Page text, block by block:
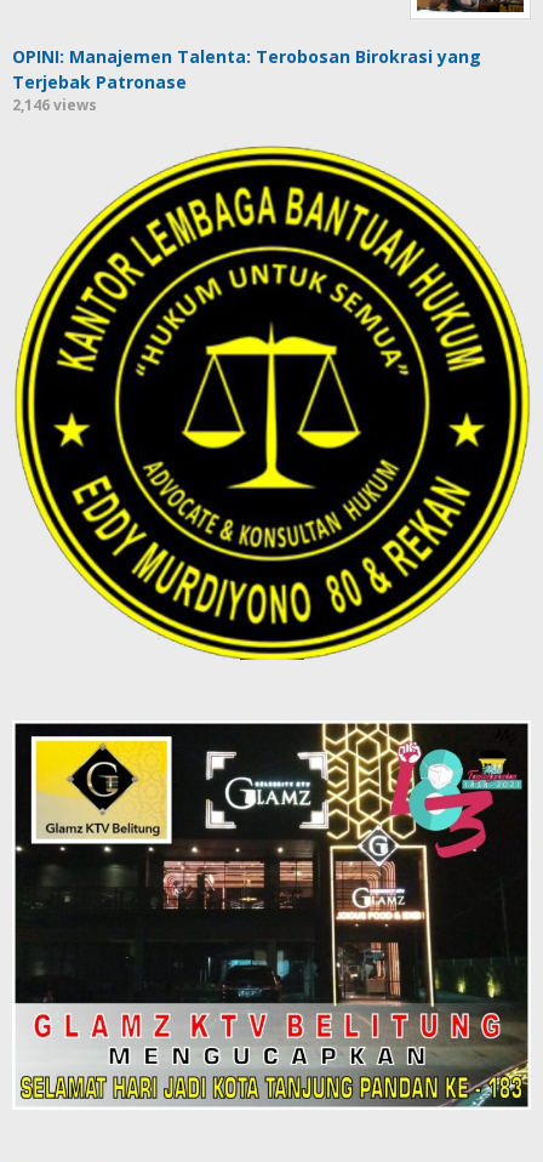
OPINI: Manajemen Talenta: Terobosan Birokrasi yang
Terjebak Patronase
2,146 views